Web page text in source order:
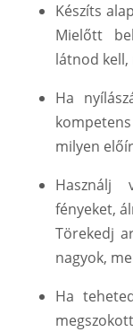
Készíts
Mielőtt
látnod kell,
Ha
milyen
Használj
fényeket,
Törekedj
nagyok,
Ha